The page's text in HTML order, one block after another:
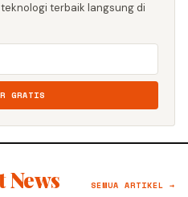
terbaik langsung di
GRATIS
News SEMUA ARTIKEL →